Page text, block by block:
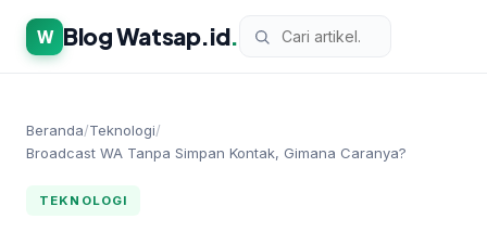
W Blog Watsap.id.
Beranda/Teknologi/
Broadcast WA Tanpa Simpan Kontak, Gimana Caranya?
TEKNOLOGI